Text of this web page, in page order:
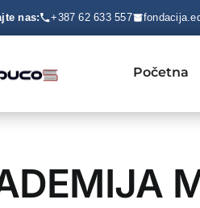
nas: +387 62 633 557
Početna